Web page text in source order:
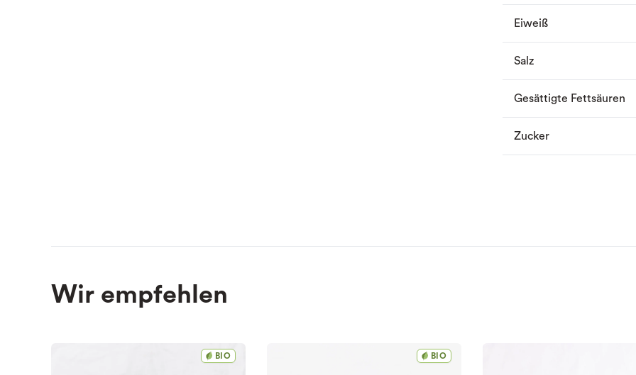
Eiweiß
Salz
Gesättigte Fettsäuren
Zucker
Wir empfehlen
BIO BIO